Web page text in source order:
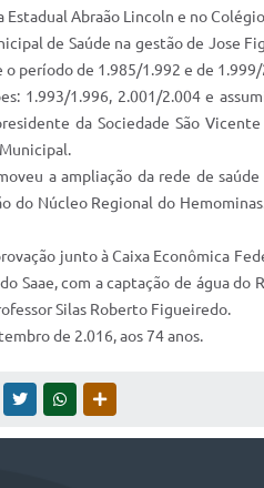
Estadual Abraão Lincoln e no
de Saúde na gestão de Jose
período de 1.985/1.992 e de
1.993/1.996, 2.001/2.004 e
da Sociedade São
a ampliação da rede de
do Núcleo Regional do
junto à Caixa Econômica
Saae, com a captação de água
Silas Roberto Figueiredo.
de 2.016, aos 74 anos.
TWITTERWHATSAPP